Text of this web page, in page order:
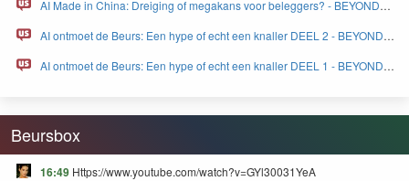
AI Made in China: Dreiging of megakans voor beleggers? - BEYOND
AI ontmoet de Beurs: Een hype of echt een knaller DEEL 2 - BEYOND
AI ontmoet de Beurs: Een hype of echt een knaller DEEL 1 - BEYOND
Beursbox
16:49 Https://www.youtube.com/watch?v=GYl30031YeA